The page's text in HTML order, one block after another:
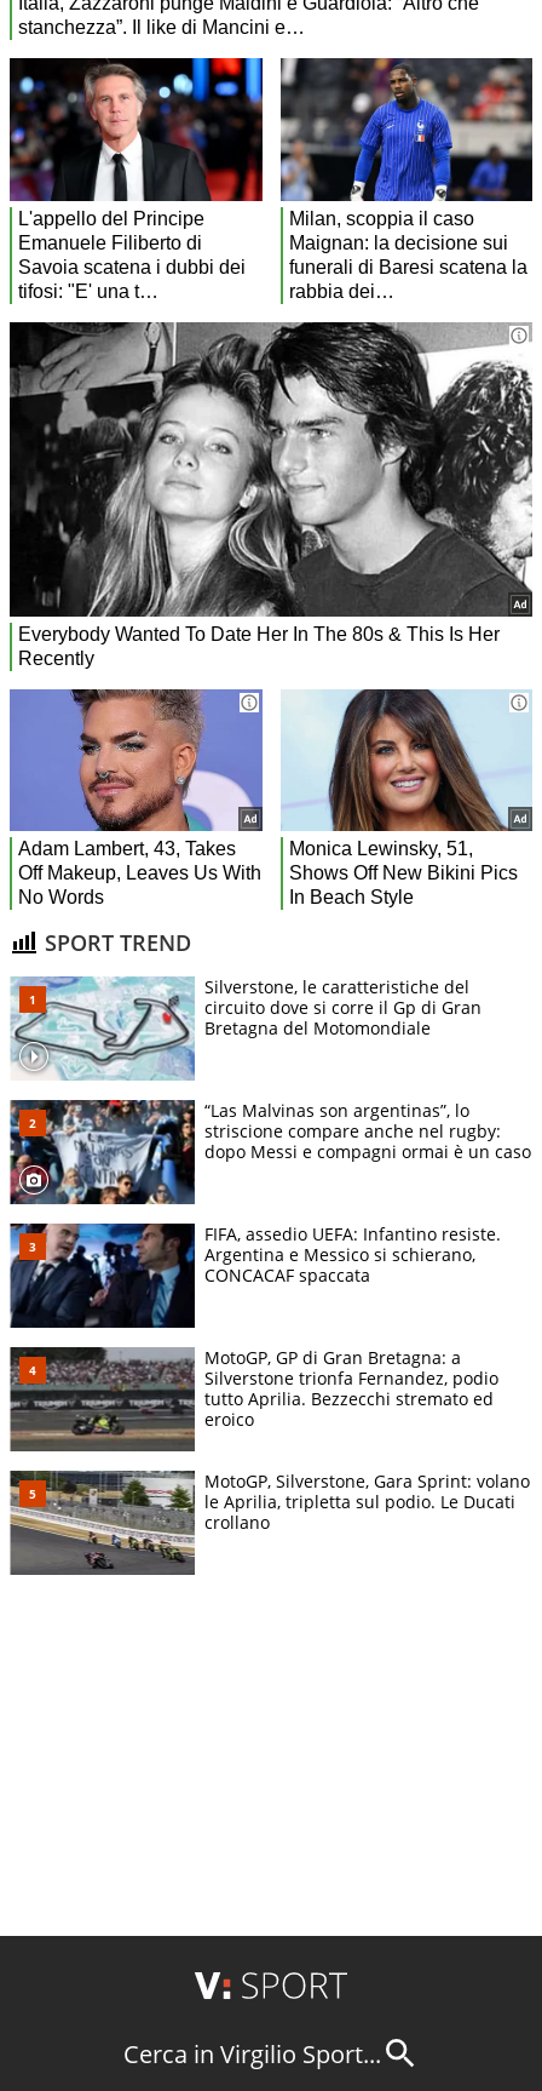
SPORT TREND
Silverstone, le caratteristiche del
circuito dove si corre il Gp di Gran
Bretagna del Motomondiale
“Las Malvinas son argentinas”, lo
striscione compare anche nel rugby:
dopo Messi e compagni ormai è un caso
FIFA, assedio UEFA: Infantino resiste.
Argentina e Messico si schierano,
CONCACAF spaccata
MotoGP, GP di Gran Bretagna: a
Silverstone trionfa Fernandez, podio
tutto Aprilia. Bezzecchi stremato ed
eroico
MotoGP, Silverstone, Gara Sprint: volano
le Aprilia, tripletta sul podio. Le Ducati
crollano
Cerca in Virgilio Sport...